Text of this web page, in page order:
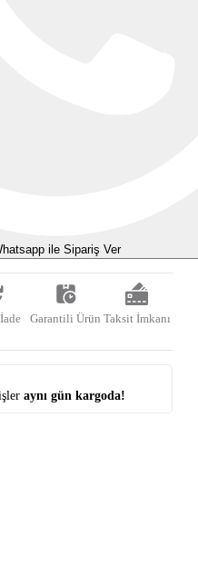
ile Sipariş Ver
Garantili Ürün Taksit İmkanı
aynı gün kargoda!